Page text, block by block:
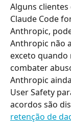
Alguns clientes
Claude Code
Anthropic,
Anthropic não
exceto quando
combater
Anthropic
User Safety
acordos são
retenção de